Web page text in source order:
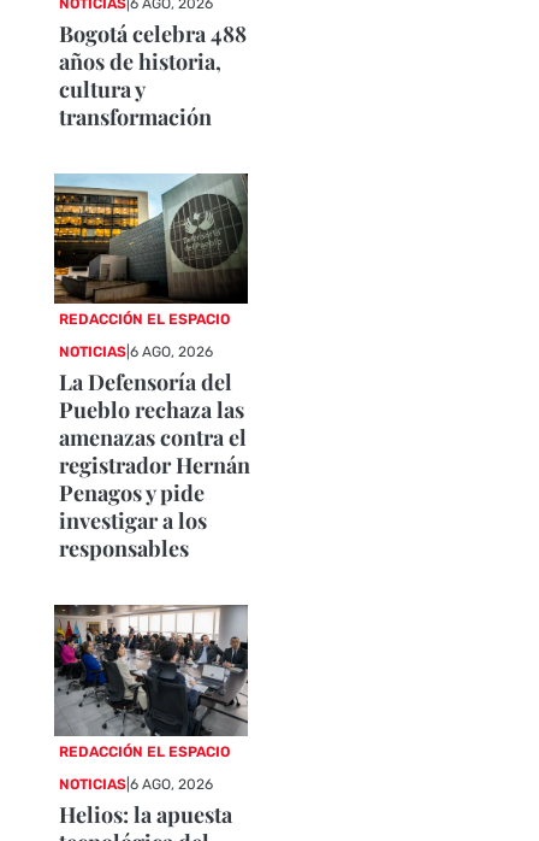
NOTICIAS |6 AGO, 2026
Bogotá celebra 488
años de historia,
cultura y
transformación
REDACCIÓN EL ESPACIO
NOTICIAS |6 AGO, 2026
La Defensoría del
Pueblo rechaza las
amenazas contra el
registrador Hernán
Penagos y pide
investigar a los
responsables
REDACCIÓN EL ESPACIO
NOTICIAS |6 AGO, 2026
Helios: la apuesta